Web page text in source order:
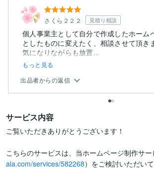
さくら２２２ 見積り相談
個人事業主として自分で作成したホーム
としたものに変えたく、相談させて頂き
気になりながらも放置...
もっと見る
出品者からの返信
サービス内容
ご覧いただきありがとうございます！
こちらのサービスは、当ホームページ制作サー
ala.com/services/582268）をご検討いただい